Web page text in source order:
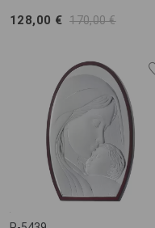
128,00 € 170,00 €